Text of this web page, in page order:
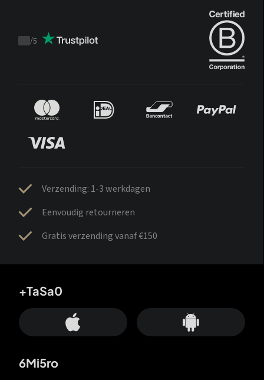
Trustpilot
/5
Verzending: 1-3 werkdagen
Eenvoudig retourneren
Gratis verzending vanaf €150
+TaSa0
6Mi5ro